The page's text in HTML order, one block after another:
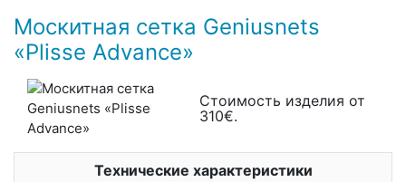
Москитная сетка Geniusnets
«Plisse Advance»
Стоимость изделия от
310€.
Технические характеристики